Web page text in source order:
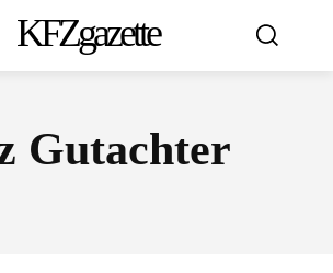
KFZgazette
Gutachter